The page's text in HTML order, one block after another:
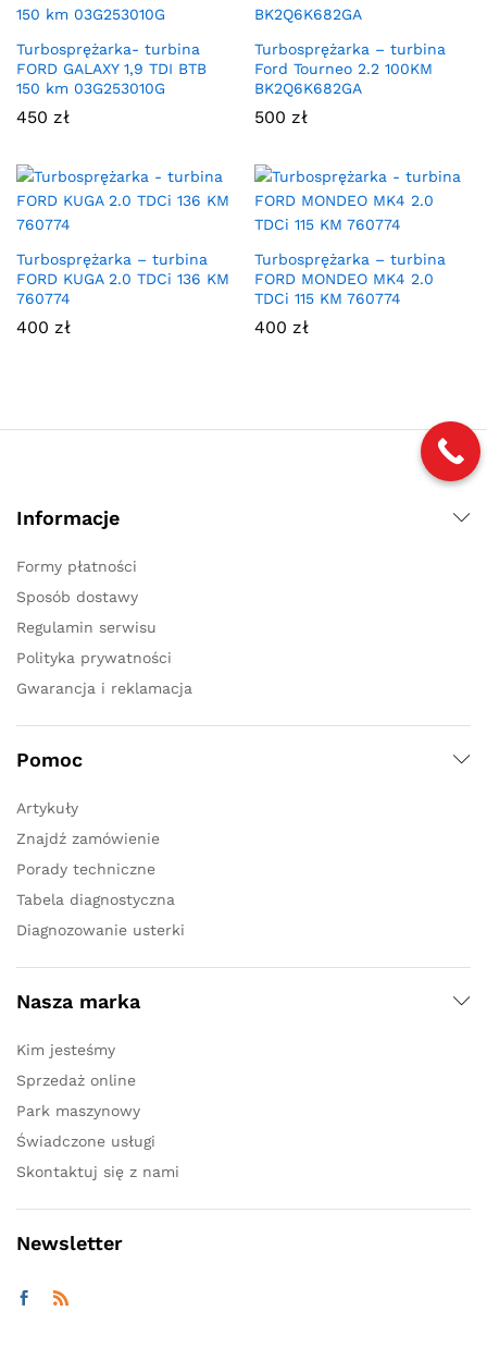
Turbosprężarka- turbina
FORD GALAXY 1,9 TDI BTB
150 km 03G253010G
450 zł
Turbosprężarka – turbina
Ford Tourneo 2.2 100KM
BK2Q6K682GA
500 zł
Turbosprężarka – turbina
FORD KUGA 2.0 TDCi 136 KM
760774
400 zł
Turbosprężarka – turbina
FORD MONDEO MK4 2.0
TDCi 115 KM 760774
400 zł
Informacje
Formy płatności
Sposób dostawy
Regulamin serwisu
Polityka prywatności
Gwarancja i reklamacja
Pomoc
Artykuły
Znajdź zamówienie
Porady techniczne
Tabela diagnostyczna
Diagnozowanie usterki
Nasza marka
Kim jesteśmy
Sprzedaż online
Park maszynowy
Świadczone usługi
Skontaktuj się z nami
Newsletter